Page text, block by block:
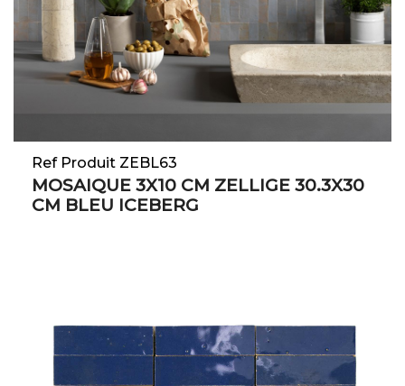
Ref Produit ZEBL63
MOSAIQUE 3X10 CM ZELLIGE 30.3X30
CM BLEU ICEBERG